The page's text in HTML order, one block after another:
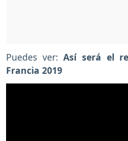
Puedes ver:Así será el
Francia 2019